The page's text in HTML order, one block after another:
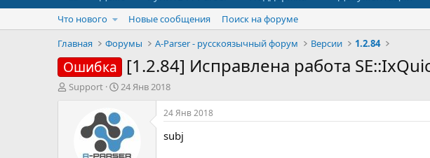
Что нового Новые сообщения
Поиск на форуме
Главная
Форумы A-Parser - русскоязычный форум Версии 1.2.84
Ошибка [1.2.84] Исправлена работа
А
Support
Д
а
н
а
24 Янв 2018
24 Янв 2018
subj